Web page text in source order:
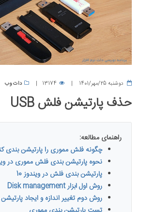
دوشنبه 25/مهر/1401 13174 دات وب
حذف پارتیشن فلش USB
راهنمای مطالعه:
چگونه فلش مموری را پارتیشن بندی
نحوه پارتیشن بندی فلش مموری در
پارتیشن بندی فلش در ویندوز 10
روش اول ابزار Disk management
روش دوم تغییر اندازه و ایجاد